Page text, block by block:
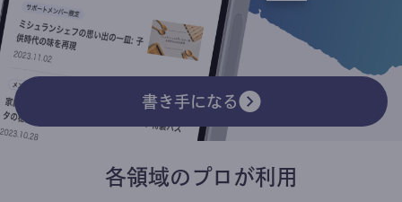
書き手になる
各領域のプロが利用